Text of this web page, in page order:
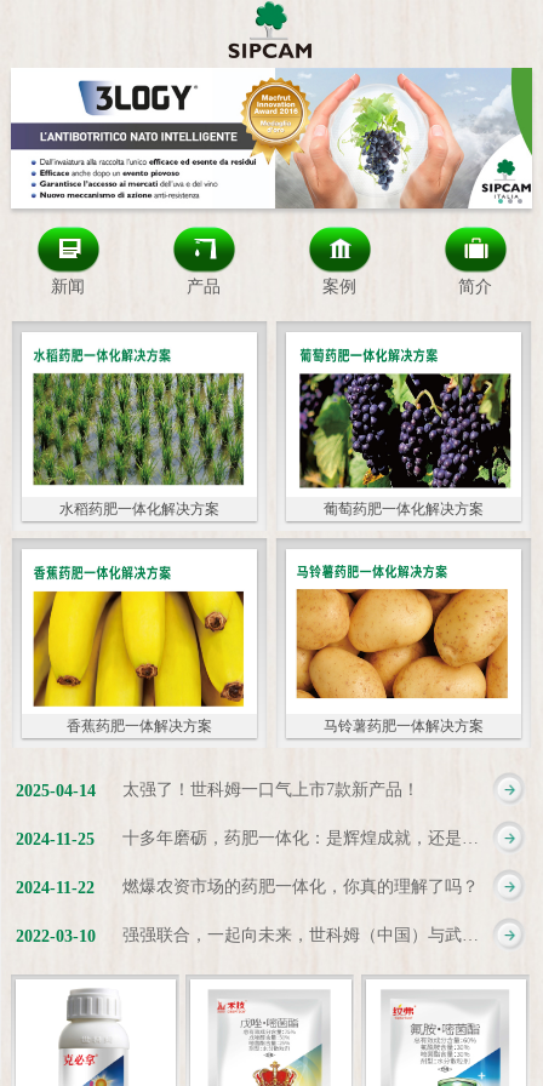
新闻 产品 案例 简介
水稻药肥一体化解决方案 葡萄药肥一体化解决方案
香蕉药肥一体解决方案 马铃薯药肥一体解决方案
太强了！世科姆一口气上市7款新产品！
2025-04-14
十多年磨砺，药肥一体化：是辉煌成就，还是新起点？
2024-11-25
燃爆农资市场的药肥一体化，你真的理解了吗？
2024-11-22
强强联合，一起向未来，世科姆（中国）与武汉科诺达成战略合作协议
2022-03-10